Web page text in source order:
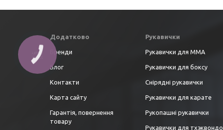
Додатково
Бренди
Блог
Контакти
Карта сайту
Гарантія, повернення
товару
Рукавички
Рукавички для ММА
Рукавички для боксу
Снірядні рукавички
Рукавички для карате
Рукопашні рукавички
Рукавички для тхэквондо